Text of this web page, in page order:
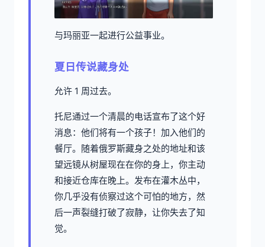
与玛丽亚一起进行公益事业。
夏日传说藏身处
允许 1 周过去。
托尼通过一个清晨的电话宣布了这个好
消息：他们将有一个孩子！加入他们的
餐厅。随着俄罗斯藏身之处的地址和该
望远镜从树屋现在在你的身上，你主动
和接近仓库在晚上。发布在灌木丛中，
你几乎没有侦察过这个可怕的地方，然
后一声裂缝打破了寂静，让你失去了知
觉。